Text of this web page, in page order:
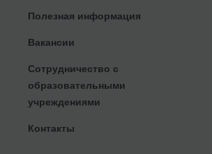
Полезная информация
Вакансии
Сотрудничество с
образовательными
учреждениями
Контакты